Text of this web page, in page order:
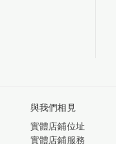
與我們相見
實體店鋪位址
實體店鋪服務